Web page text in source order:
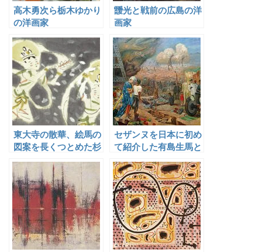
高木勇次ら栃木ゆかり
の洋画家
靉光と戦前の広島の洋
画家
東大寺の散華、絵馬の
図案を長くつとめた杉
本健吉
セザンヌを日本に初め
て紹介した有島生馬と
二科会の発足